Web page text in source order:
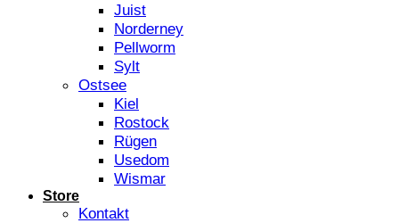
Juist
Norderney
Pellworm
Sylt
Ostsee
Kiel
Rostock
Rügen
Usedom
Wismar
Store
Kontakt